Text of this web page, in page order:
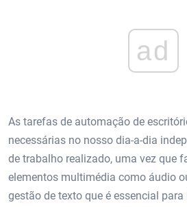
ad
As tarefas de automação de
necessárias no nosso dia-a-dia
de trabalho realizado, uma vez que
elementos multimédia como áudio
gestão de texto que é essencial